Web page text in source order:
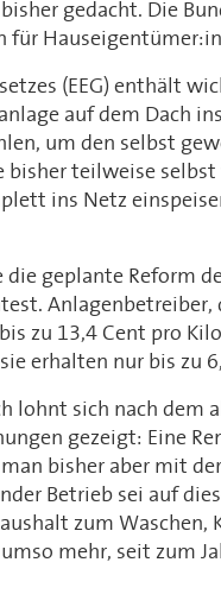
gedacht. Die
(EEG) enthält
auf dem Dach
um den selbst
bisher teilweise
ins Netz
geplante Reform
zu 13,4 Cent pro
erhalten nur bis zu
lohnt sich nach
gezeigt: Eine
bisher aber mit
Betrieb sei auf
zum Waschen,
mehr, seit zum